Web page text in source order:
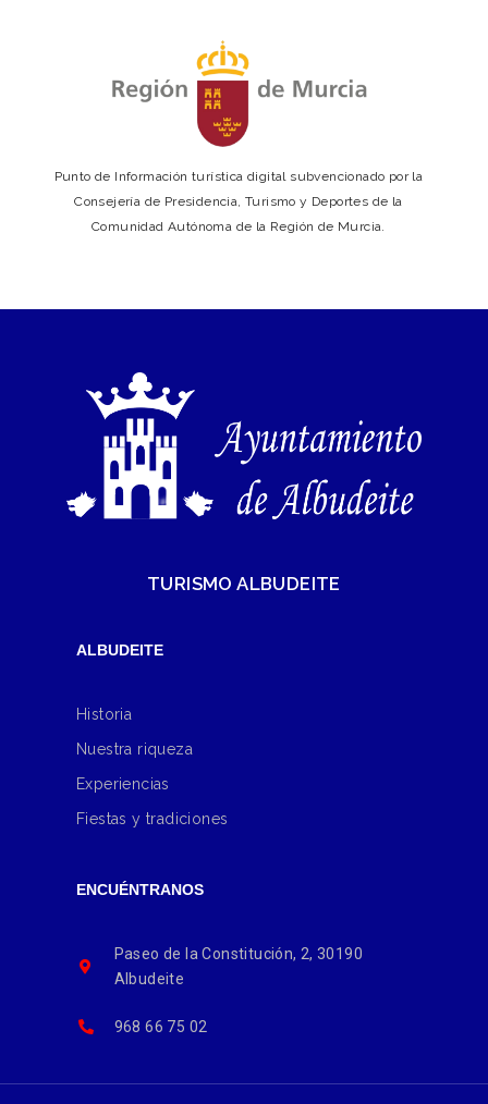
Punto de Información turística digital subvencionado por la
Consejería de Presidencia, Turismo y Deportes de la
Comunidad Autónoma de la Región de Murcia.
TURISMO ALBUDEITE
ALBUDEITE
Historia
Nuestra riqueza
Experiencias
Fiestas y tradiciones
ENCUÉNTRANOS
Paseo de la Constitución, 2, 30190
Albudeite
968 66 75 02